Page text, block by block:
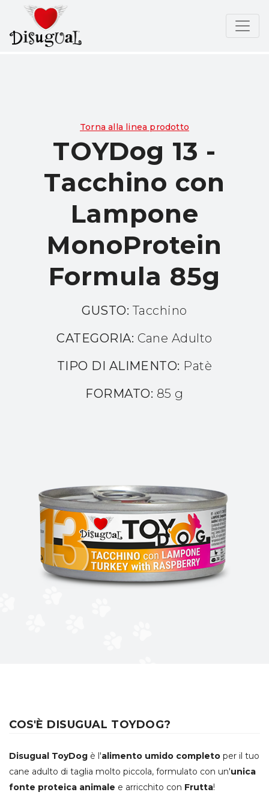
Torna alla linea prodotto
TOYDog 13 -
Tacchino con
Lampone
MonoProtein
Formula 85g
GUSTO:Tacchino
CATEGORIA: Cane Adulto
TIPO DI ALIMENTO: Patè
FORMATO: 85 g
COS'È DISUGUAL TOYDOG?
Disugual ToyDog è l'alimento umido completo per il tuo
cane adulto di taglia molto piccola, formulato con un'unica
fonte proteica animale e arricchito con Frutta!